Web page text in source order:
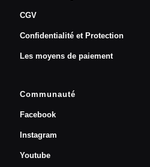
CGV
Confidentialité et Protection
Les moyens de paiement
Communauté
Facebook
Instagram
Youtube